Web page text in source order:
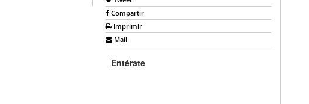
Compartir
Imprimir
Mail
Entérate